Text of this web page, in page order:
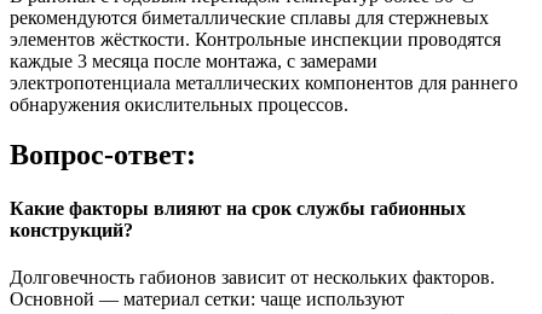
рекомендуются биметаллические сплавы для стержневых
элементов жёсткости. Контрольные инспекции проводятся
каждые 3 месяца после монтажа, с замерами
электропотенциала металлических компонентов для раннего
обнаружения окислительных процессов.
Вопрос-ответ:
Какие факторы влияют на срок службы габионных
конструкций?
Долговечность габионов зависит от нескольких факторов.
Основной — материал сетки: чаще используют